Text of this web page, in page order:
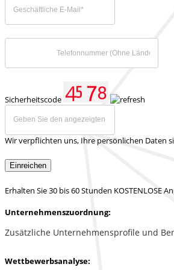
Sicherheitscode
Wir verpflichten uns, Ihre persönlichen Daten
Einreichen
Erhalten Sie 30 bis 60 Stunden KOSTENLOSE
Unternehmenszuordnung:
Zusätzliche Unternehmensprofile und
Wettbewerbsanalyse: